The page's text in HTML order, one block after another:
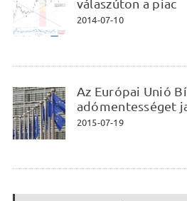
válaszúton a piac
2014-07-10
Az Európai Unió
adómentességet
2015-07-19